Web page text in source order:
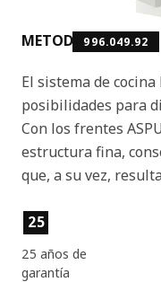
METOD 996.049.92
El sistema de
posibilidades para
Con los frentes
estructura fina,
que, a su vez,
Características del
25
25 años de
garantía